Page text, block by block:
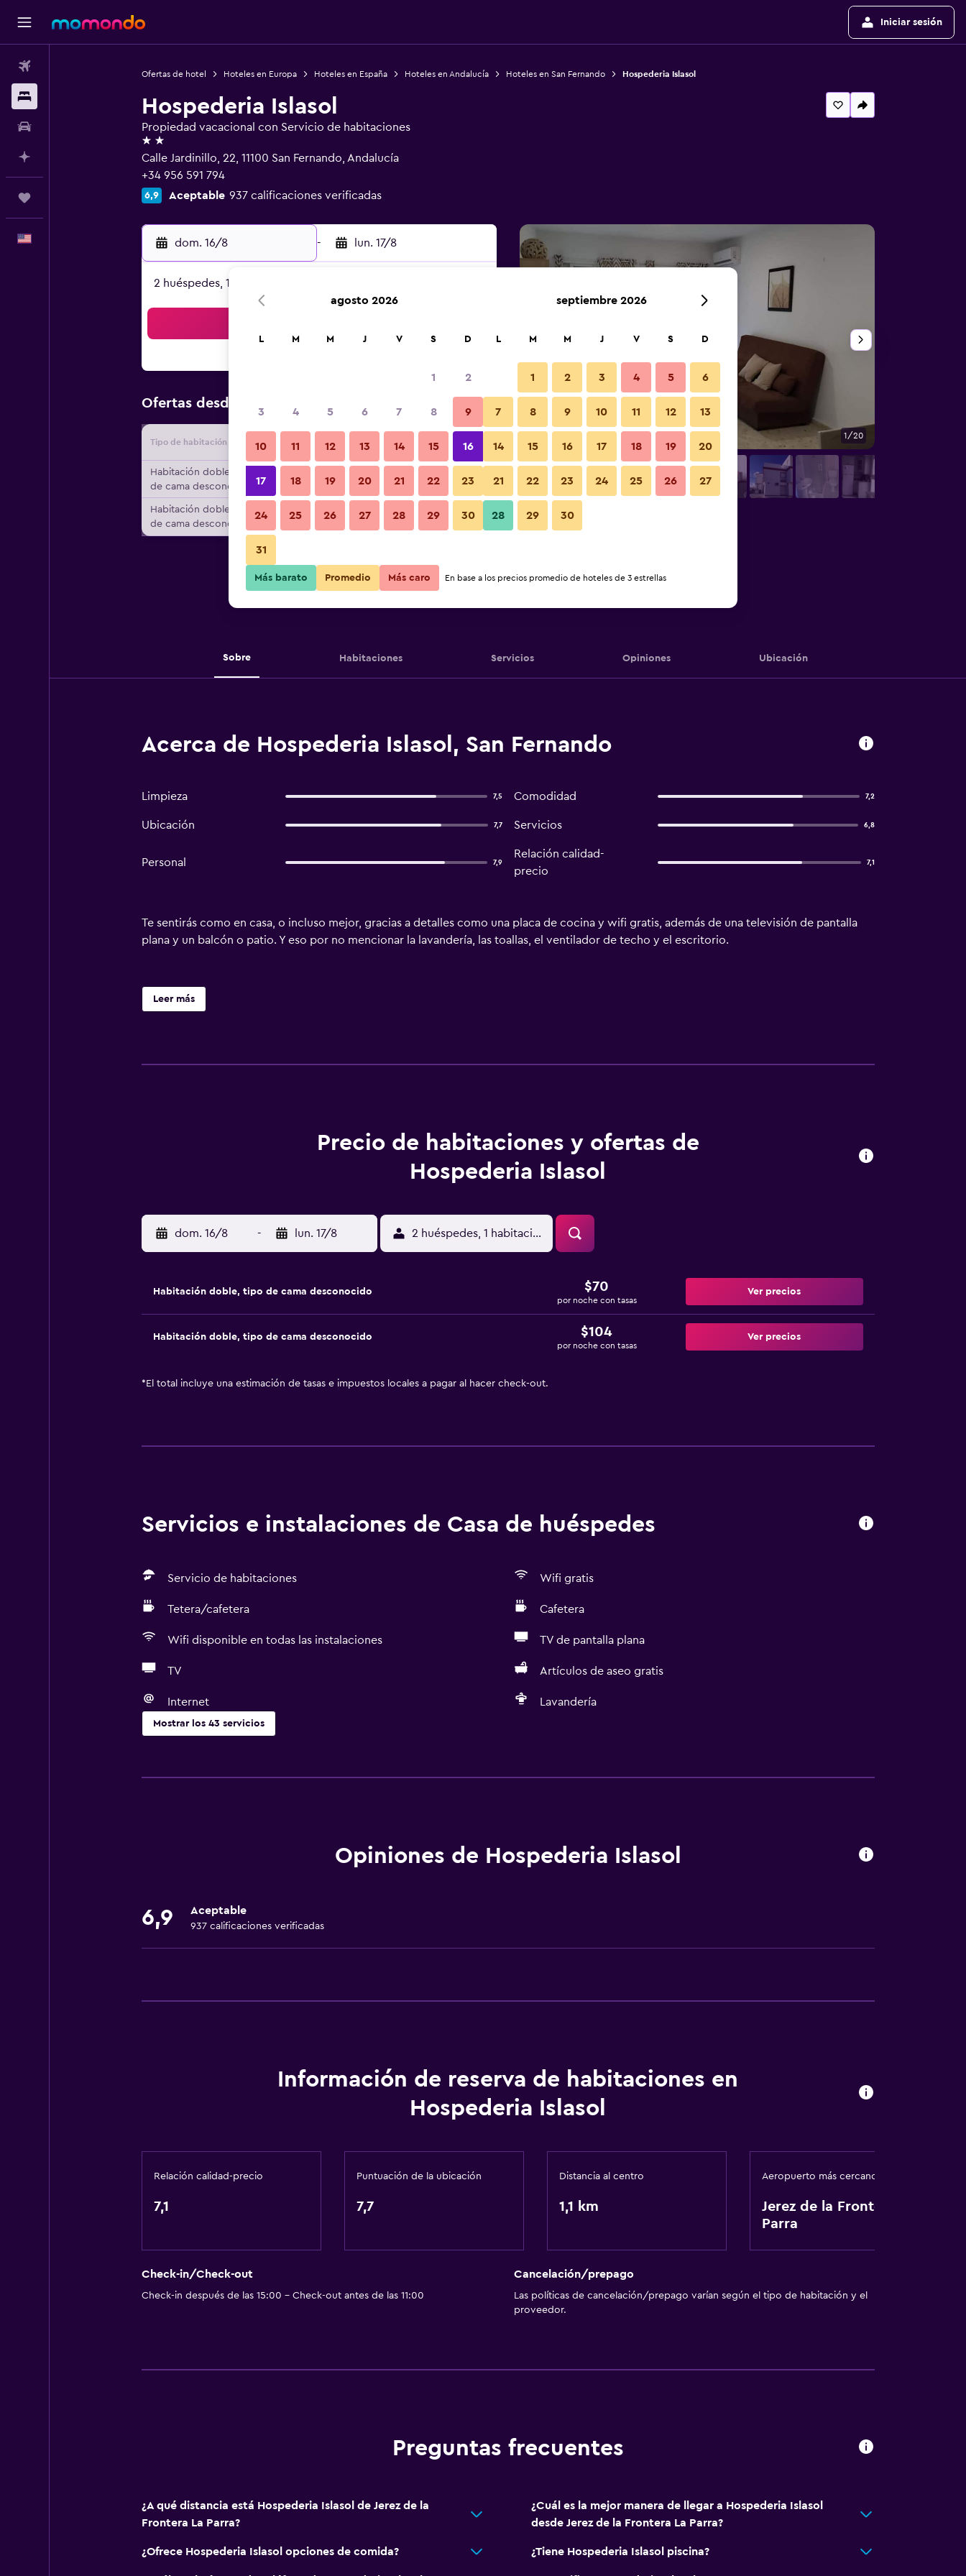
Iniciar sesión
Ofertas de hotel Hoteles en Europa Hoteles en España Hoteles en Andalucía Hoteles en San Fernando Hospederia Islasol
Hospederia Islasol
Propiedad vacacional con Servicio de habitaciones
2 estrellas
Calle Jardinillo, 22, 11100 San Fernando, Andalucía
+34 956 591 794
6,9 Aceptable 937 calificaciones verificadas
dom. 16/8 - lun. 17/8
2 huéspedes, 1 habitación
Ofertas desde Oferta más barata de precio por noche
Tipo de habitación Proveedor Total noche
Habitación doble, tipo
de cama desconocido
$70 Ver oferta
Habitación doble, tipo
de cama desconocido
$104 Ver oferta
Sala de estar 1/20
Fotos
Sobre Habitaciones Servicios Opiniones Ubicación
Acerca de Hospederia Islasol, San Fernando
Limpieza 7,5 Comodidad 7,2
Ubicación 7,7 Servicios 6,8
Personal 7,9
Relación calidad-
precio
7,1
Te sentirás como en casa, o incluso mejor, gracias a detalles como una placa de cocina y wifi gratis, además de una televisión de pantalla
plana y un balcón o patio. Y eso por no mencionar la lavandería, las toallas, el ventilador de techo y el escritorio.
Leer más
Precio de habitaciones y ofertas de
Hospederia Islasol
dom. 16/8 - lun. 17/8 2 huéspedes, 1 habitación
Habitación doble, tipo de cama desconocido $70
por noche con tasas
Ver precios
Habitación doble, tipo de cama desconocido $104
por noche con tasas
Ver precios
* El total incluye una estimación de tasas e impuestos locales a pagar al hacer check-out.
Servicios e instalaciones de Casa de huéspedes
Servicio de habitaciones Wifi gratis
Tetera/cafetera Cafetera
Wifi disponible en todas las instalaciones TV de pantalla plana
TV Artículos de aseo gratis
Internet Lavandería
Mostrar los 43 servicios
Wifi gratis
Extinguidor
Utensilios de cocina
Habitación
Perchero
Enchufe cerca de la cama
Habitaciones familiares
Piso de mosaico/mármol
Sofá
Servicio de conserjería
Servicio de habitaciones
Mostrador de información turística
Escritorio
Mesa de comedor
Acceso a la playa
Salud y seguridad
Limpieza diaria
Opiniones de Hospederia Islasol
6,9 Aceptable
937 calificaciones verificadas
Información de reserva de habitaciones en
Hospederia Islasol
Relación calidad-precio
7,1
Puntuación de la ubicación
7,7
Distancia al centro
1,1 km
Aeropuerto más cercano
Jerez de la Frontera La
Parra
Check-in/Check-out
Check-in después de las 15:00 - Check-out antes de las 11:00
Cancelación/prepago
Las políticas de cancelación/prepago varían según el tipo de habitación y el
proveedor.
Preguntas frecuentes
¿A qué distancia está Hospederia Islasol de Jerez de la
Frontera La Parra?
¿Cuál es la mejor manera de llegar a Hospederia Islasol
desde Jerez de la Frontera La Parra?
¿Ofrece Hospederia Islasol opciones de comida? ¿Tiene Hospederia Islasol piscina?
agosto 2026
L M M J V S D
1 2
3 4 5 6 7 8 9
10 11 12 13 14 15 16
17 18 19 20 21 22 23
24 25 26 27 28 29 30
31
septiembre 2026
L M M J V S D
1 2 3 4 5 6
7 8 9 10 11 12 13
14 15 16 17 18 19 20
21 22 23 24 25 26 27
28 29 30
Más barato Promedio Más caro En base a los precios promedio de hoteles de 3 estrellas